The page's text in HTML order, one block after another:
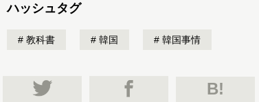
ハッシュタグ
教科書 韓国 韓国事情
B!